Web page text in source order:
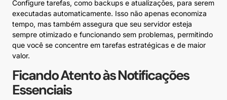
Configure tarefas, como backups e atualizações, para serem
executadas automaticamente. Isso não apenas economiza
tempo, mas também assegura que seu servidor esteja
sempre otimizado e funcionando sem problemas, permitindo
que você se concentre em tarefas estratégicas e de maior
valor.
Ficando Atento às Notificações
Essenciais